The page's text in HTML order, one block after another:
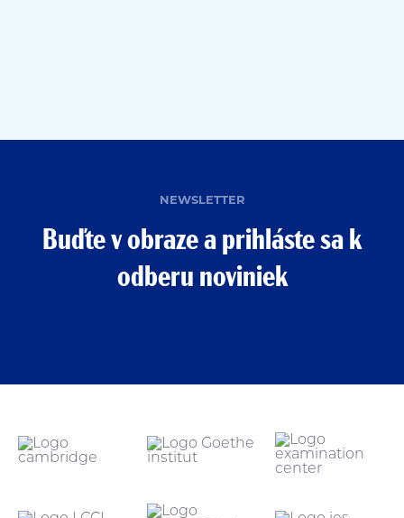
NEWSLETTER
Buďte v obraze a prihláste sa k
odberu noviniek